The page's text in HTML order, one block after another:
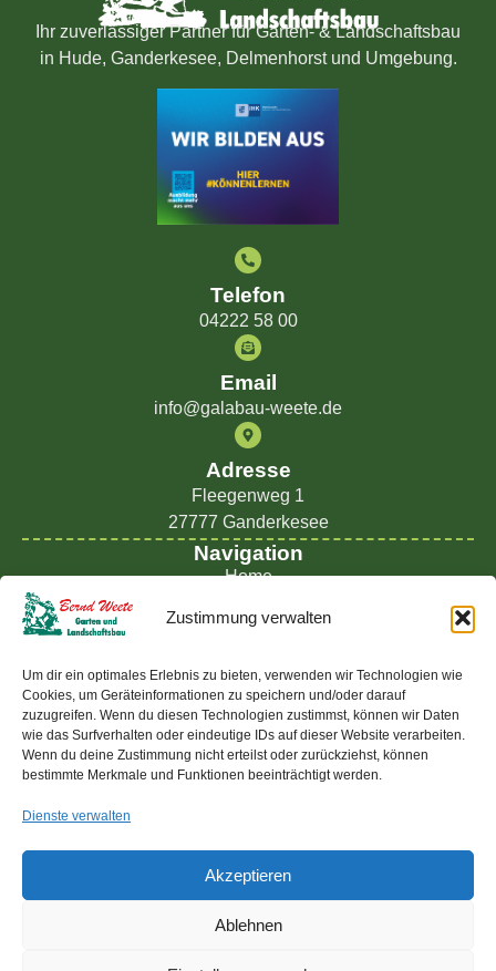
Zustimmung verwalten
Um dir ein optimales Erlebnis zu bieten, verwenden wir Technologien wie
Cookies, um Geräteinformationen zu speichern und/oder darauf
zuzugreifen. Wenn du diesen Technologien zustimmst, können wir Daten
wie das Surfverhalten oder eindeutige IDs auf dieser Website verarbeiten.
Wenn du deine Zustimmung nicht erteilst oder zurückziehst, können
bestimmte Merkmale und Funktionen beeinträchtigt werden.
Dienste verwalten
Akzeptieren
Ablehnen
Ihr zuverlässiger Partner für Garten- & Landschaftsbau
in Hude, Ganderkesee, Delmenhorst und Umgebung.
Telefon
04222 58 00
Email
info@galabau-weete.de
Adresse
Fleegenweg 1
27777 Ganderkesee
Navigation
Home
Kontakt
Rechtliches
Impressum
Datenschutz
Cookies
Termine nur nach Absprache!
© 2025 Bernd Weete – Garten und Landschaftsbau